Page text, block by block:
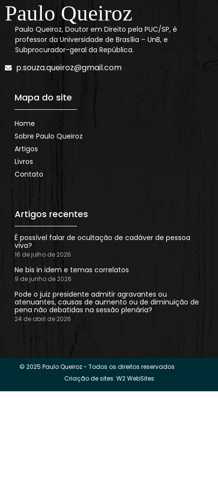
Paulo Queiroz
Paulo Queiroz, Doutor em Direito pela PUC/SP, é
professor da Universidade de Brasília – UnB, e
Subprocurador-geral da República.
p.souza.queiroz@gmail.com
Mapa do site
Home
Sobre Paulo Queiroz
Artigos
Livros
Contato
Artigos recentes
É possível falar de ocultação de cadáver de pessoa
viva?
16 de julho de 2026
Ne bis in idem e temas correlatos
9 de junho de 2026
Pode o juiz presidente admitir agravantes ou
atenuantes, causas de aumento ou de diminuição de
pena não debatidas na sessão plenária?
24 de abril de 2026
© 2025 Paulo Queiroz - Todos os direitos reservados
Criação de sites: W2 WebSites